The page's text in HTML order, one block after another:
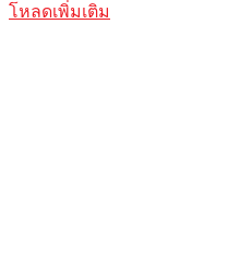
โหลดเพิ่มเติม